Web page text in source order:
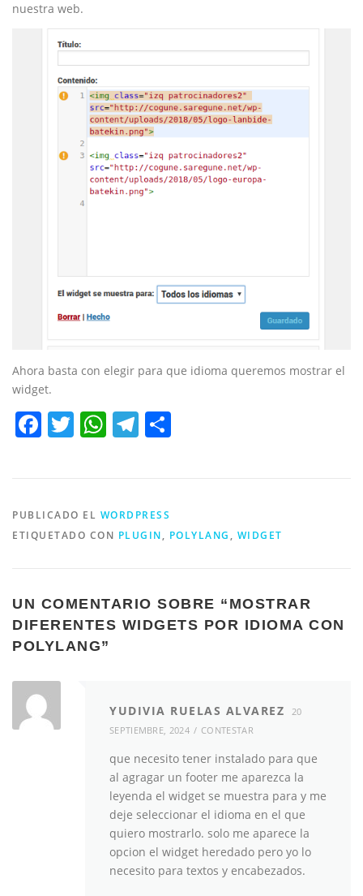
nuestra web.
Ahora basta con elegir para que idioma queremos mostrar el
widget.
Facebook
Twitter
WhatsApp
Telegram
PUBLICADO EL WORDPRESS
ETIQUETADO CON PLUGIN, POLYLANG , WIDGET
UN COMENTARIO SOBRE “ MOSTRAR
DIFERENTES WIDGETS POR IDIOMA CON
POLYLANG”
YUDIVIA RUELAS ALVAREZ
20
SEPTIEMBRE, 2024
CONTESTAR
que necesito tener instalado para que
al agragar un footer me aparezca la
leyenda el widget se muestra para y me
deje seleccionar el idioma en el que
quiero mostrarlo. solo me aparece la
opcion el widget heredado pero yo lo
necesito para textos y encabezados.